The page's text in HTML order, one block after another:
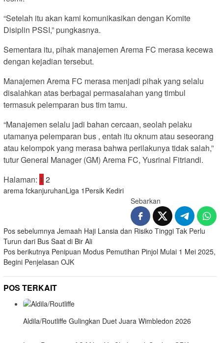
“Setelah itu akan kami komunikasikan dengan Komite
Disiplin PSSI,” pungkasnya.
Sementara itu, pihak manajemen Arema FC merasa kecewa
dengan kejadian tersebut.
Manajemen Arema FC merasa menjadi pihak yang selalu
disalahkan atas berbagai permasalahan yang timbul
termasuk pelemparan bus tim tamu.
“Manajemen selalu jadi bahan cercaan, seolah pelaku
utamanya pelemparan bus , entah itu oknum atau seseorang
atau kelompok yang merasa bahwa perilakunya tidak salah,”
tutur General Manager (GM) Arema FC, Yusrinal Fitriandi.
Halaman: 1 2
arema fckanjuruhanLiga 1 Persik Kediri
Sebarkan
Navigasi
pos
Pos sebelumnya Jemaah Haji Lansia dan Risiko Tinggi Tak Perlu
Turun dari Bus Saat di Bir Ali
Pos berikutnya Penipuan Modus Pemutihan Pinjol Mulai 1 Mei 2025,
Begini Penjelasan OJK
POS TERKAIT
Aldila/Routliffe Gulingkan Duet Juara Wimbledon 2026